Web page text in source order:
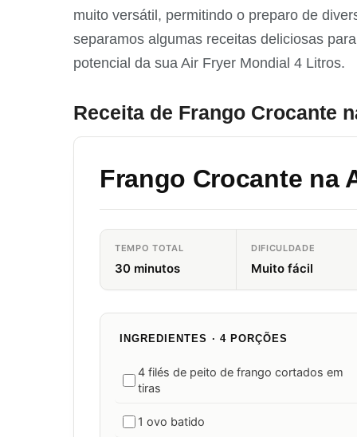
muito versátil, permitindo o preparo de
separamos algumas receitas deliciosas
potencial da sua Air Fryer Mondial 4 Litros.
Receita de Frango Crocante
Frango Crocante na
TEMPO TOTAL
30 minutos
DIFICULDADE
Muito fácil
INGREDIENTES · 4 PORÇÕES
4 filés de peito de frango cortados em
tiras
1 ovo batido